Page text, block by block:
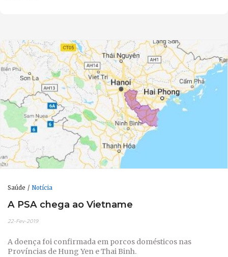
Saúde Notícia
A PSA chega ao Vietname
22-Fev-2019
A doença foi confirmada em porcos domésticos nas
Províncias de Hung Yen e Thai Binh.